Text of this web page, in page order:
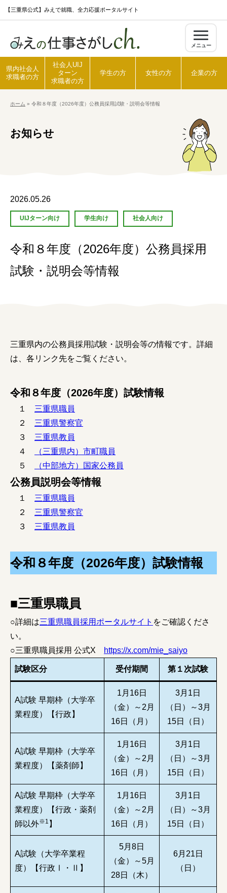
k
c
【三重県公式】みえで就職、全力応援ポータルサイト
メニュー
学生の方
企業の方
みえで働く先輩ちょこっとインタビュー
お知らせ
お問い合わせ
個人情報保護方針
みえの就職情報関連サイト
おしごと広場みえ
みえの仕事マッチングサイト
マイチャレ三重
シルバー人材の就労支援
障がい者の就労支援
県内社会人
求職者の方
社会人UIJ
ターン
求職者の方
学生の方 女性の方 企業の方
ホーム » 令和８年度（2026年度）公務員採用試験・説明会等情報
お知らせ
2026.05.26
UIJターン向け 学生向け 社会人向け
令和８年度（2026年度）公務員採用
試験・説明会等情報
三重県内の公務員採用試験・説明会等の情報です。詳細
は、各リンク先をご覧ください。
令和８年度（2026年度）試験情報
１ 三重県職員
２ 三重県警察官
３ 三重県教員
４
（三重県内）市町職員
５
（中部地方）国家公務員
公務員説明会等情報
１ 三重県職員
２ 三重県警察官
３ 三重県教員
令和８年度（2026年度）試験情報
■三重県職員
○詳細は三重県職員採用ポータルサイト をご確認くださ
い。
○三重県職員採用 公式X
https://x.com/mie_saiyo
試験区分 受付期間 第１次試験
A試験 早期枠（大学卒
業程度）【行政】
1月16日
（金）～2月
16日（月）
3月1日
（日）～3月
15日（日）
A試験 早期枠（大学卒
業程度）【薬剤師】
1月16日
（金）～2月
16日（月）
3月1日
（日）～3月
15日（日）
A試験 早期枠（大学卒
業程度）【行政・薬剤
師以外※1 】
1月16日
（金）～2月
16日（月）
3月1日
（日）～3月
15日（日）
A試験（大学卒業程
度）【行政Ⅰ・Ⅱ】
5月8日
（金）～5月
28日（木）
6月21日
（日）